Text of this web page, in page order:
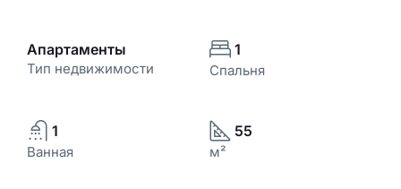
Апартаменты
Тип недвижимости
1
Спальня
1
Ванная
55
м²